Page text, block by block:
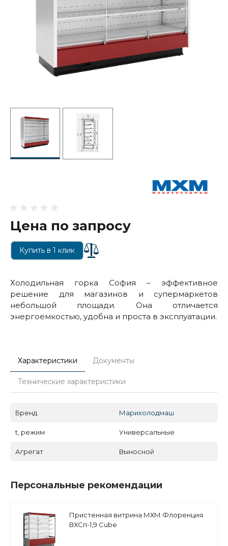
Цена по запросу
Купить в 1 клик
Холодильная горка София – эффективное
решение для магазинов и супермаркетов
небольшой площади. Она отличается
энергоемкостью, удобна и проста в эксплуатации.
Характеристики Документы
Технические характеристики
Бренд Марихолодмаш
t, режим Универсальные
Агрегат Выносной
Персональные рекомендации
Пристенная витрина МХМ Флоренция
ВХСп-1,9 Cube